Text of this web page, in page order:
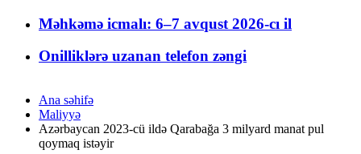
Məhkəmə icmalı: 6–7 avqust 2026-cı il
Onilliklərə uzanan telefon zəngi
Ana səhifə
Maliyyə
Azərbaycan 2023-cü ildə Qarabağa 3 milyard manat pul
qoymaq istəyir